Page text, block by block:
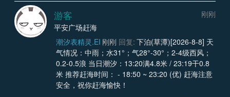
游客
刚刚
平安广场赶海
潮汐表精灵.EI 刚刚 回复: 下泊(草潭)[2026-8-8] 天
气情况：中雨；水31°；气28°-30°；2-4级西风；
0.2-0.5浪 当日潮汐：13:20满4.8米 / 23:19干0.8
米 推荐赶海时间： - 18:50 ~ 23:20 (优) 赶海注意
安全，祝你赶海愉快！